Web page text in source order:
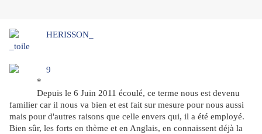
*
Depuis le 6 Juin 2011 écoulé, ce terme nous est devenu
familier car il nous va bien et est fait sur mesure pour nous aussi
mais pour d'autres raisons que celle envers qui, il a été employé.
Bien sûr, les forts en thème et en Anglais, en connaissent déjà la